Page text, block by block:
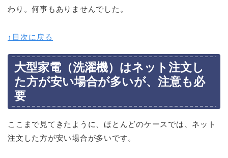
わり。何事もありませんでした。
↑目次に戻る
大型家電（洗濯機）はネット注文し
た方が安い場合が多いが、注意も必
要
ここまで見てきたように、ほとんどのケースでは、ネット
注文した方が安い場合が多いです。